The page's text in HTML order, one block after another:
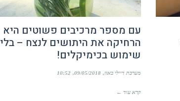
עם מספר מרכיבים פשוטים היא
הרחיקה את היתושים לנצח – בלי
שימוש בכימיקלים!
מערכת דיילי באזז 09/05/2018
10:52
קרא עוד ←